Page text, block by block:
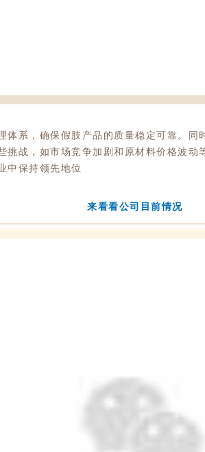
体系，确保假肢产品的质量稳定可靠。同
挑战，如市场竞争加剧和原材料价格波
中保持领先地位
来看看公司目前情况